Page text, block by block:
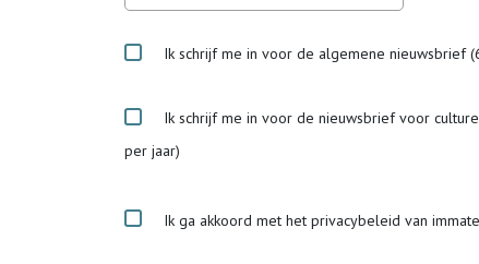
Ik schrijf me in voor de algemene nieuwsbrief
Ik schrijf me in voor de nieuwsbrief voor
per jaar)
Ik ga akkoord met het privacybeleid van